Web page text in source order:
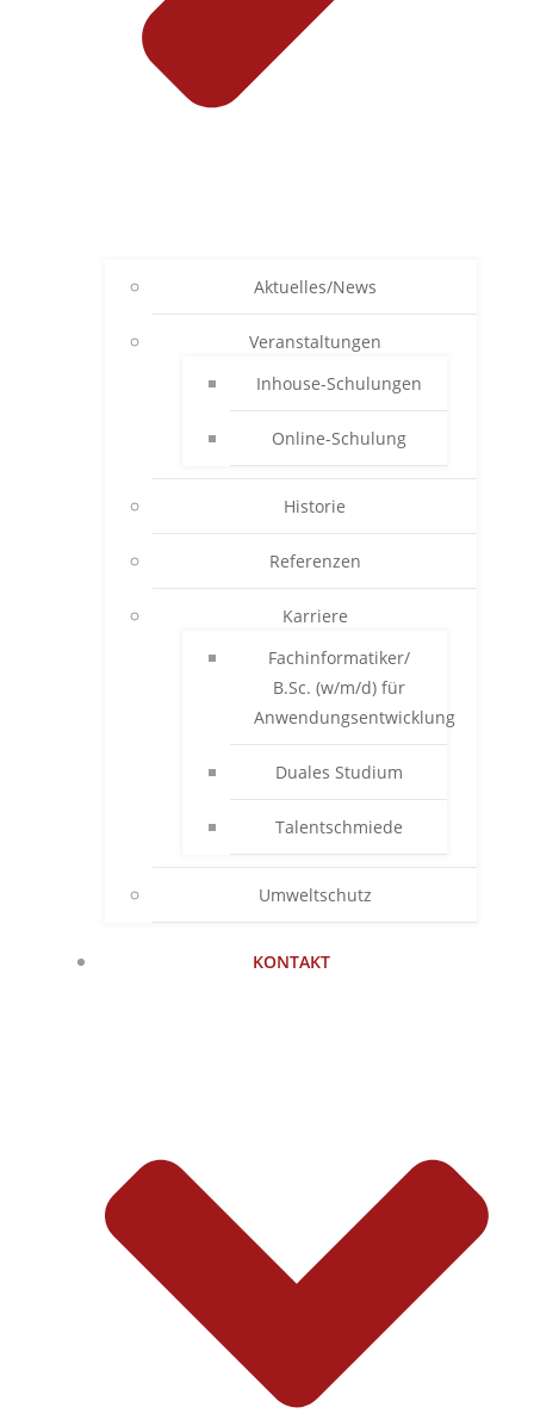
Aktuelles/News
Veranstaltungen
Inhouse-Schulungen
Online-Schulung
Historie
Referenzen
Karriere
Fachinformatiker/
B.Sc. (w/m/d) für
Anwendungsentwicklung
Duales Studium
Talentschmiede
Umweltschutz
KONTAKT